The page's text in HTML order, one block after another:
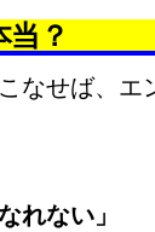
？
なせば、エ
れない」